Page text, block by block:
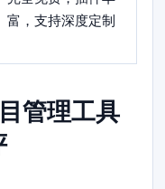
富，支持深度定制
管理工具